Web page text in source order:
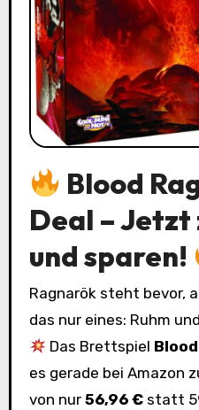
Blood
Deal – Jetzt
und sparen!
Ragnarök steht bevor, aber für dich bedeutet
das nur eines: Ruhm
Das Brettspiel
es gerade bei Amazon
von nur 56,96 €statt